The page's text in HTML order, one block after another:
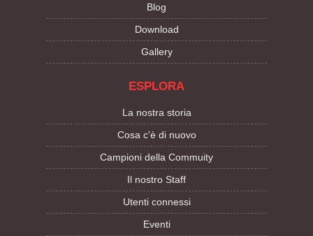
Blog
Download
Gallery
ESPLORA
La nostra storia
Cosa c'è di nuovo
Campioni della Commuity
Il nostro Staff
Utenti connessi
Eventi